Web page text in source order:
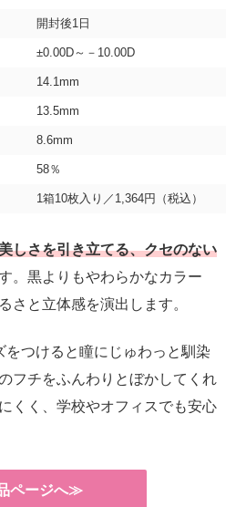
開封後1日
±0.00D～－10.00D
14.1mm
13.5mm
8.6mm
58％
1箱10枚入り／1,364円（税込）
しさを引き立てる、クセのない
。黒よりもやわらかなカラー
さと立体感を演出します。
つけると瞳にじゅわっと馴染
フチをふんわりとぼかしてくれ
くく、学校やオフィスでも安心
ページへ≫